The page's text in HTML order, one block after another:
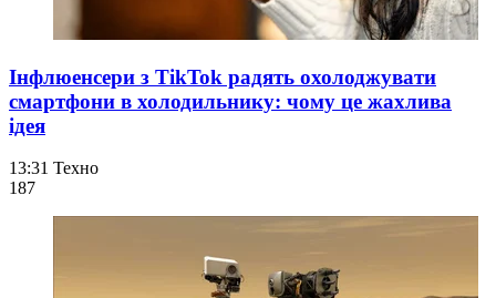
Інфлюенсери з TikTok радять охолоджувати
смартфони в холодильнику: чому це жахлива
ідея
13:31 Техно
187